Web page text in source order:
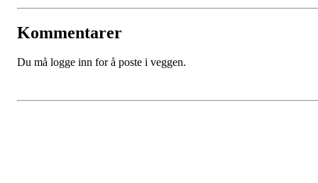
Kommentarer
Du må logge inn for å poste i veggen.